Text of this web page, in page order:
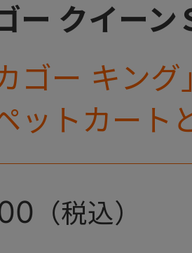
ー クイーン
ゴー キン
ットカート
耐荷重30㎏
ケージが登